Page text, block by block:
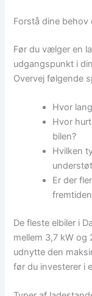
Forstå dine behov
Før du vælger en
udgangspunkt i
Overvej følgende
Hvor
Hvor
bilen?
Hvilken
Er der
De fleste elbiler i
mellem 3,7 kW og
udnytte den
før du investerer i